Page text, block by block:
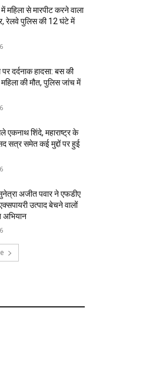
महिला से मारपीट करने वाला
रेलवे पुलिस की 12 घंटे में
दर्दनाक हादसा: बस की
की मौत, पुलिस जांच में
एकनाथ शिंदे, महाराष्ट्र के
सत्र समेत कई मुद्दों पर हुई
अजीत पवार ने एफडीए
उत्पाद बेचने वालों
अभियान